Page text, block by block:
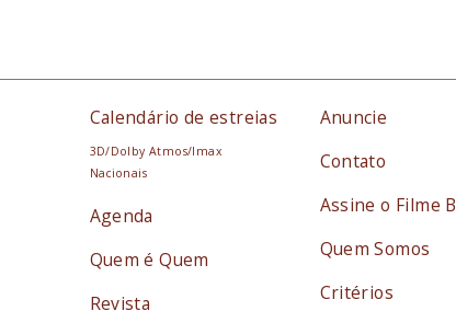
Calendário de estreias
3D/Dolby Atmos/Imax
Nacionais
Agenda
Quem é Quem
Revista
Anuncie
Contato
Assine o Filme B
Quem Somos
Critérios